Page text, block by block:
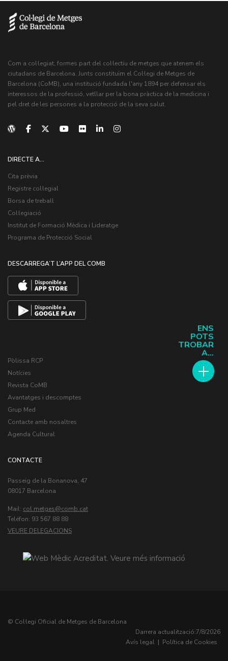
ENS
POTS
TROBAR
A...
Com a col·legiat, formes part del col·lectiu de metges que atenem els
ciutadans de Barcelona. Junts constituïm el Col·legi de Metges de
Barcelona (CoMB), una institució fundada l'any 1894 per defensar els
interessos de la professió, vetllar per la bona pràctica de la medicina i
pel dret de les persones a la protecció de la seva salut.
DIRECTE A...
Cita prèvia
Registre col·legial
Borsa de treball
Col·legiació
Institut de Formació Mèdica i Lideratge
Programa de Protecció Social
DESCARREGA’T L’APP DEL COMB
Pòlissa RCP
Notícies
Revista CoMB
Avantatges i descomptes
Grup Med
Contacte amb nosaltres
Agenda Cultural
CONTACTE
Passeig de la Bonanova, 47
08017 Barcelona
Mail: col.metges
Teléfon: 93 567 88 88
VEURE DELEGACIONS
© Col·legi Oficial de Metges de Barcelona
Darrera actualització:7/8/2026
Avís legal | Política de Cookies